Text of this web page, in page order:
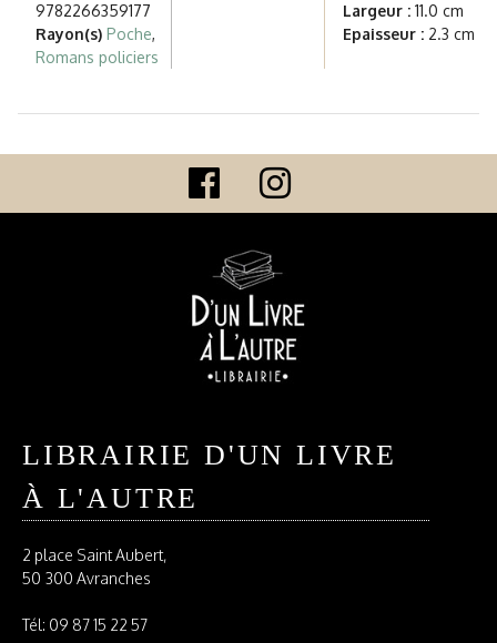
9782266359177
Rayon(s) Poche,
Romans policiers
Largeur : 11.0 cm
Epaisseur : 2.3 cm
LIBRAIRIE D'UN LIVRE
À L'AUTRE
2 place Saint Aubert,
50 300 Avranches
Tél: 09 87 15 22 57